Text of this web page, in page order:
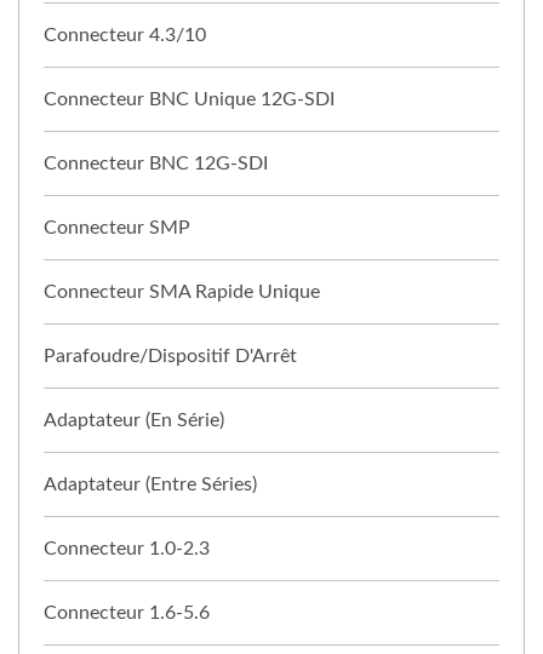
Connecteur 4.3/10
Connecteur BNC Unique 12G-SDI
Connecteur BNC 12G-SDI
Connecteur SMP
Connecteur SMA Rapide Unique
Parafoudre/Dispositif D'Arrêt
Adaptateur (en Série)
Adaptateur (entre Séries)
Connecteur 1.0-2.3
Connecteur 1.6-5.6